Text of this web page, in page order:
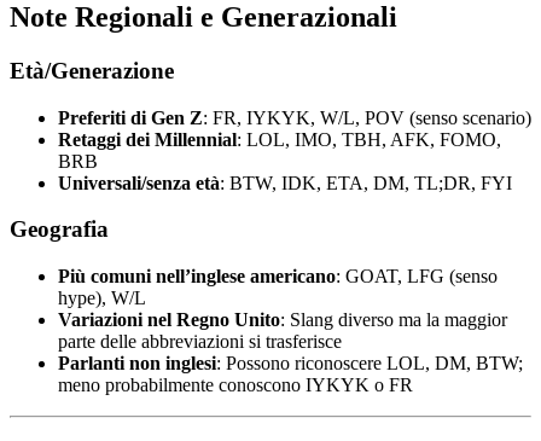
Note Regionali e Generazionali
Età/Generazione
Preferiti di Gen Z: FR, IYKYK, W/L, POV (senso scenario)
Retaggi dei Millennial: LOL, IMO, TBH, AFK, FOMO,
BRB
Universali/senza età: BTW, IDK, ETA, DM, TL;DR, FYI
Geografia
Più comuni nell’inglese americano: GOAT, LFG (senso
hype), W/L
Variazioni nel Regno Unito: Slang diverso ma la maggior
parte delle abbreviazioni si trasferisce
Parlanti non inglesi: Possono riconoscere LOL, DM, BTW;
meno probabilmente conoscono IYKYK o FR